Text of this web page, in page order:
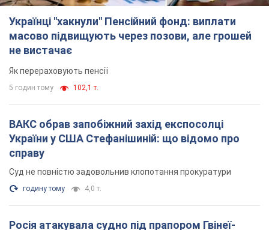
Українці "хакнули" Пенсійний фонд: виплати
масово підвищують через позови, але грошей
не вистачає
Як перераховують пенсії
5 годин тому 102,1 т.
ВАКС обрав запобіжний захід експосолці
України у США Стефанішиній: що відомо про
справу
Суд не повністю задовольнив клопотання прокуратури
годину тому 4,0 т.
Росія атакувала судно під прапором Гвінеї-